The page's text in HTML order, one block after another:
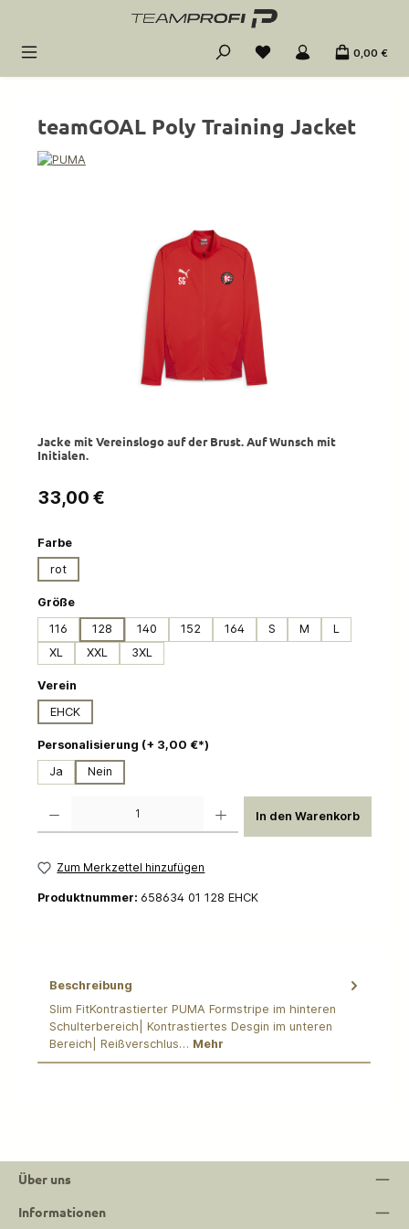
Zum Hauptinhalt springen
0,00 €
teamGOAL Poly Training Jacket
Jacke mit Vereinslogo auf der Brust. Auf Wunsch mit
Initialen.
Regulärer Preis:
33,00 €
Farbeauswählen
rot
Größeauswählen
116
128 140 152 164 S M
L
XL
XXL 3XL
Verein
EHCK
Personalisierung (+ 3,00 €*)
Ja
Nein
In den Warenkorb
Zum Merkzettel hinzufügen
Produktnummer: 658634 01 128 EHCK
Beschreibung
Slim FitKontrastierter PUMA Formstripe im hinteren
Schulterbereich| Kontrastiertes Desgin im unteren
Bereich| Reißverschlus… Mehr
Über uns
Informationen